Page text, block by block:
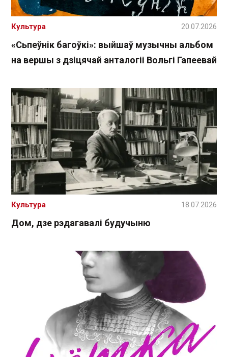
«Сьпеўнік багоўкі»: выйшаў музычны альбом
на вершы з дзіцячай анталогіі Вольгі Гапеевай
Культура 20.07.2026
Дом, дзе рэдагавалі будучыню
Культура 18.07.2026